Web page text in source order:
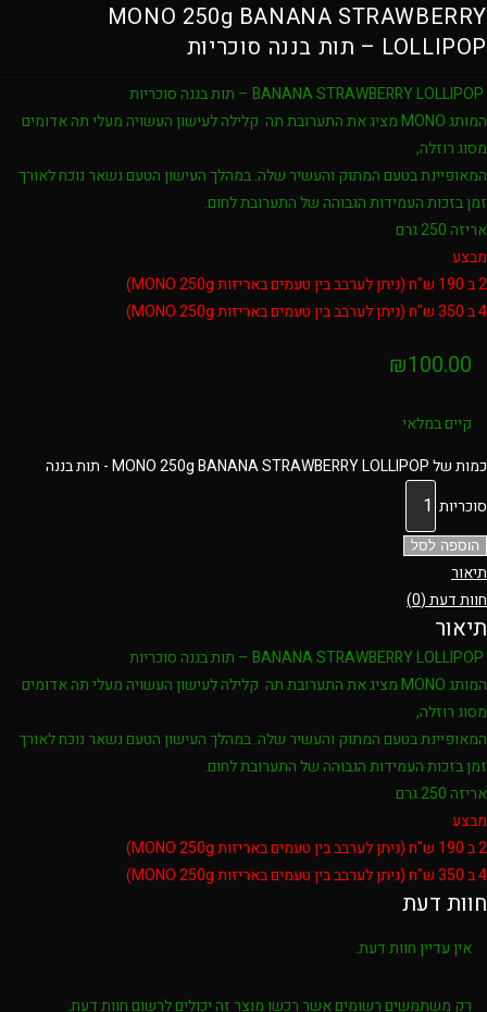
MONO 250g BANANA STRAWBERRY
LOLLIPOP – תות בננה סוכריות
המותג MONO מציג את התערובת תה קלילה לעישון העשויה מעלי תה אדומים
מסוג רוזלה,
המאופיינת בטעם המתוק והעשיר שלה. במהלך העישון הטעם נשאר נוכח לאורך
זמן בזכות העמידות הגבוהה של התערובת לחום.
אריזה 250 גרם
מבצע
2 ב 190 ש"ח (ניתן לערבב בין טעמים באריזות MONO 250g)
4 ב 350 ש"ח (ניתן לערבב בין טעמים באריזות MONO 250g)
₪100.00
קיים במלאי
כמות של MONO 250g BANANA STRAWBERRY LOLLIPOP - תות בננה
סוכריות
הוספה לסל
תיאור
חוות דעת (0)
תיאור
המותג MONO מציג את התערובת תה קלילה לעישון העשויה מעלי תה אדומים
מסוג רוזלה,
המאופיינת בטעם המתוק והעשיר שלה. במהלך העישון הטעם נשאר נוכח לאורך
זמן בזכות העמידות הגבוהה של התערובת לחום.
אריזה 250 גרם
מבצע
2 ב 190 ש"ח (ניתן לערבב בין טעמים באריזות MONO 250g)
4 ב 350 ש"ח (ניתן לערבב בין טעמים באריזות MONO 250g)
חוות דעת
אין עדיין חוות דעת.
רק משתמשים רשומים אשר רכשו מוצר זה יכולים לרשום חוות דעת.